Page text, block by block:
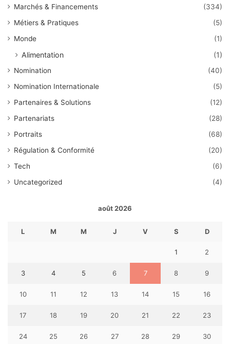
Marchés & Financements
(334)
Métiers & Pratiques
(5)
Monde
(1)
Alimentation (1)
Nomination
(40)
Nomination Internationale
(5)
Partenaires & Solutions
(12)
Partenariats
(28)
Portraits
(68)
Régulation & Conformité
(20)
Tech
(6)
Uncategorized
(4)
août 2026
L M M J V S D
1 2
3 4 5 6 7 8 9
10 11 12 13 14 15 16
17 18 19 20 21 22 23
24 25 26 27 28 29 30